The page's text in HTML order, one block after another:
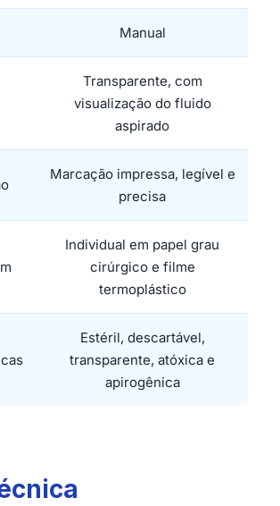
Manual
Transparente, com
visualização do fluido
aspirado
Marcação impressa, legível e
precisa
Individual em papel grau
cirúrgico e filme
termoplástico
Estéril, descartável,
transparente, atóxica e
apirogênica